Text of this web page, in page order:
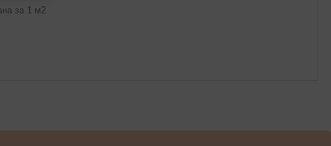
за 1 м2